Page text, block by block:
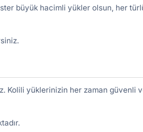
büyük hacimli yükler olsun, her
Kolili yüklerinizin her zaman güvenli